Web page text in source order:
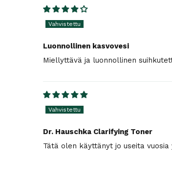
Luonnollinen kasvovesi
Miellyttävä ja luonnollinen
Dr. Hauschka Clarifying Toner
Tätä olen käyttänyt jo useita